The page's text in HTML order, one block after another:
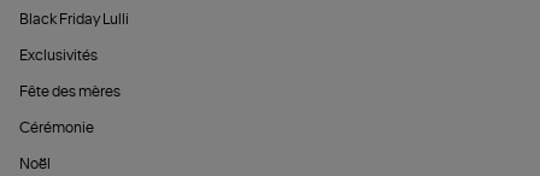
Black Friday Lulli
Exclusivités
Fête des mères
Cérémonie
Noël